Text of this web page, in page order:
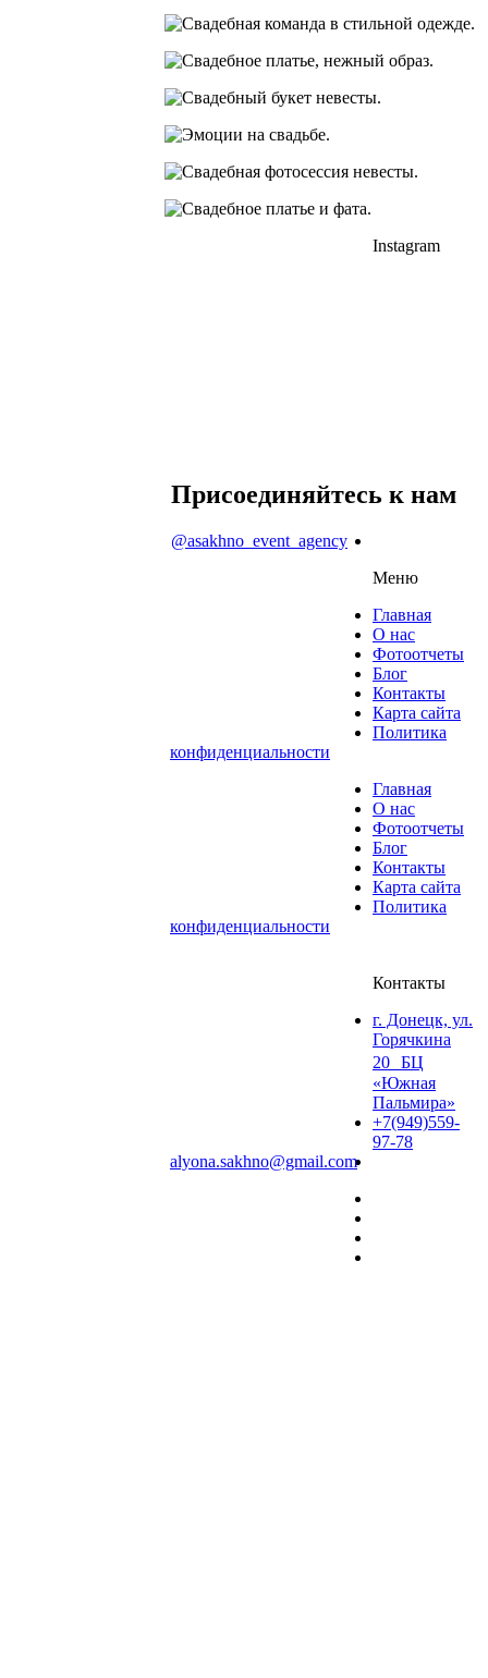
Instagram
Присоединяйтесь к нам
@asakhno_event_agency
Меню
Главная
О нас
Фотоотчеты
Блог
Контакты
Карта сайта
Политика
конфиденциальности
Главная
О нас
Фотоотчеты
Блог
Контакты
Карта сайта
Политика
конфиденциальности
Контакты
г. Донецк, ул.
Горячкина
20 БЦ
«Южная
Пальмира»
+7(949)559-
97-78
alyona.sakhno@gmail.com